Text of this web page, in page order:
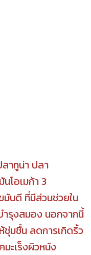
าทูน่า ปลา
โอเมก้า 3
นดี ที่มีส่วนช่วยใน
ำรุงสมอง นอกจากนี้
ชุ่มชื้น ลดการเกิดริ้ว
ะเร็งผิวหนัง